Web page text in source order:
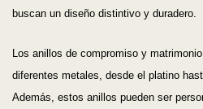
buscan un diseño distintivo y duradero.
Los anillos de compromiso y
diferentes metales, desde el platino
Además, estos anillos pueden ser